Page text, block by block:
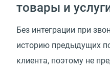
товары и
Без интеграции при
историю предыдущих
клиента, поэтому не